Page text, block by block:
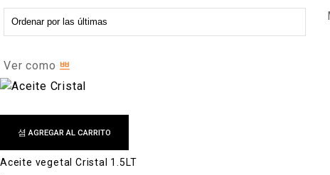
Ver como
AGREGAR AL CARRITO
Aceite vegetal Cristal 1.5LT